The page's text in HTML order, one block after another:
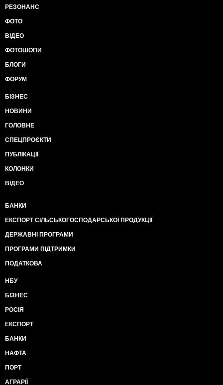
РЕЗОНАНС
ФОТО
ВІДЕО
ФОТОШОПИ
БЛОГИ
ФОРУМ
БІЗНЕС
НОВИНИ
ГОЛОВНЕ
СПЕЦПРОЄКТИ
ПУБЛІКАЦІЇ
КОЛОНКИ
ВІДЕО
БАНКИ
ЕКСПОРТ СІЛЬСЬКОГОСПОДАРСЬКОЇ ПРОДУКЦІЇ
ДЕРЖАВНІ ПРОГРАМИ
ПРОГРАМИ ПІДТРИМКИ
ПОДАТКОВА
НБУ
БІЗНЕС
РОСІЯ
ЕКСПОРТ
БАНКИ
НАФТА
ПОРТ
АГРАРІЇ